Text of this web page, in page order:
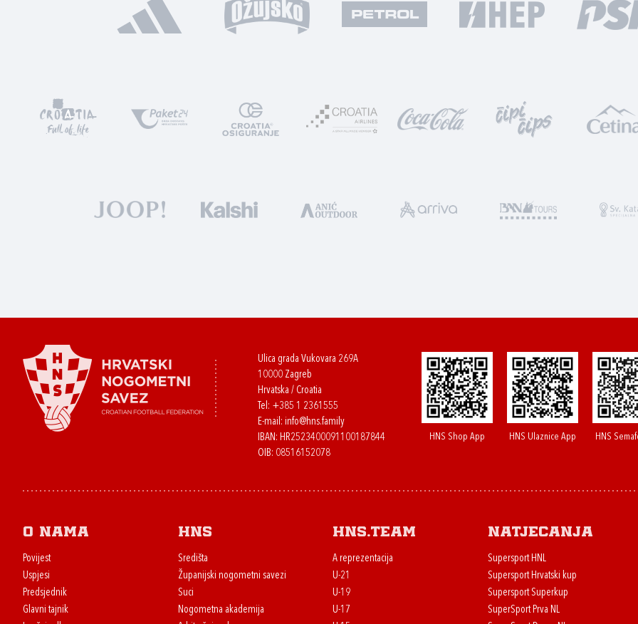
Ulica grada Vukovara 269A
10000 Zagreb
Hrvatska / Croatia
Tel: +385 1 2361555
E-mail: info@hns.family
IBAN: HR2523400091100187844
OIB: 08516152078
HNS Shop App HNS Ulaznice App HNS
O nama
Povijest
Uspjesi
Predsjednik
Glavni tajnik
HNS
Središta
Županijski nogometni savezi
Suci
Nogometna akademija
HNS.team
A reprezentacija
U-21
U-19
U-17
Natjecanja
Supersport HNL
Supersport Hrvatski kup
Supersport Superkup
SuperSport Prva NL